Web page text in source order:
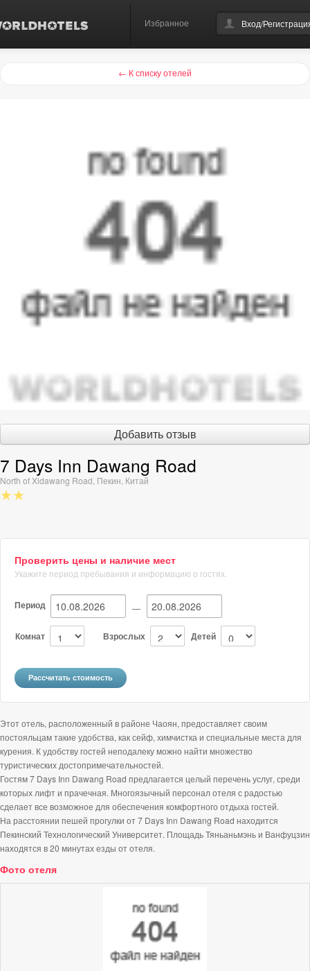
Избранное Вход/
← К списку отелей
Добавить отзыв
7 Days Inn Dawang Road
North of Xidawang Road Пекин Китай
★★
Проверить цены и наличие мест
Укажите период пребывания и информацию о гостях.
Период —
Комнат Взрослых Детей
Этот отель, расположенный в районе Чаоян, предоставляет своим
постояльцам такие удобства, как сейф, химчистка и специальные места для
курения. К удобству гостей неподалеку можно найти множество
туристических достопримечательностей.
Гостям 7 Days Inn Dawang Road предлагается целый перечень услуг, среди
которых лифт и прачечная. Многоязычный персонал отеля с радостью
сделает все возможное для обеспечения комфортного отдыха гостей.
На расстоянии пешей прогулки от 7 Days Inn Dawang Road находится
Пекинский Технологический Университет. Площадь Тяньаньмэнь и Ванфуцзин
находятся в 20 минутах езды от отеля.
Фото отеля